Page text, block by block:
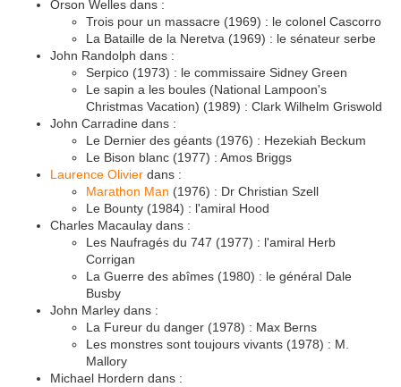
Orson Welles dans :
Trois pour un massacre (1969) : le colonel Cascorro
La Bataille de la Neretva (1969) : le sénateur serbe
John Randolph dans :
Serpico (1973) : le commissaire Sidney Green
Le sapin a les boules (National Lampoon's
Christmas Vacation) (1989) : Clark Wilhelm Griswold
John Carradine dans :
Le Dernier des géants (1976) : Hezekiah Beckum
Le Bison blanc (1977) : Amos Briggs
Laurence Olivier dans :
Marathon Man (1976) : Dr Christian Szell
Le Bounty (1984) : l'amiral Hood
Charles Macaulay dans :
Les Naufragés du 747 (1977) : l'amiral Herb
Corrigan
La Guerre des abîmes (1980) : le général Dale
Busby
John Marley dans :
La Fureur du danger (1978) : Max Berns
Les monstres sont toujours vivants (1978) : M.
Mallory
Michael Hordern dans :